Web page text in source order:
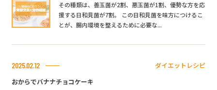
その種類は、善玉菌が2割、悪玉菌が1割、優勢な方を応
援する日和見菌が7割。 この日和見菌を味方につけるこ
とが、腸内環境を整えるために必要な...
2025.02.12
ダイエットレシピ
おからでバナナチョコケーキ